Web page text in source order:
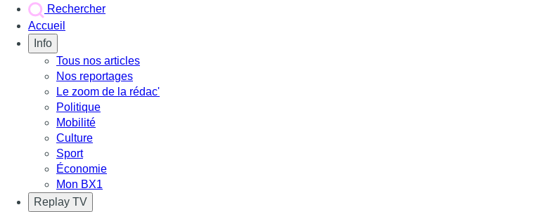
Rechercher
Accueil
Info
Tous nos articles
Nos reportages
Le zoom de la rédac'
Politique
Mobilité
Culture
Sport
Économie
Mon BX1
Replay TV